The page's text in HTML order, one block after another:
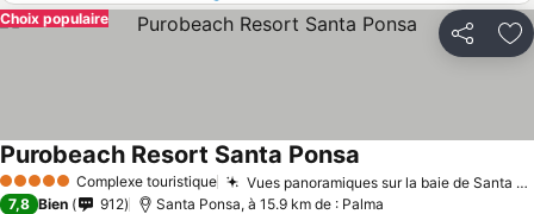
Partager
Choix populaire
5 Étoiles Complexe touristique Vues panoramiques sur la baie de Santa Ponsa
Purobeach Resort Santa Ponsa
7,8 Bien 912 Santa Ponsa, à 15.9 km de : Palma